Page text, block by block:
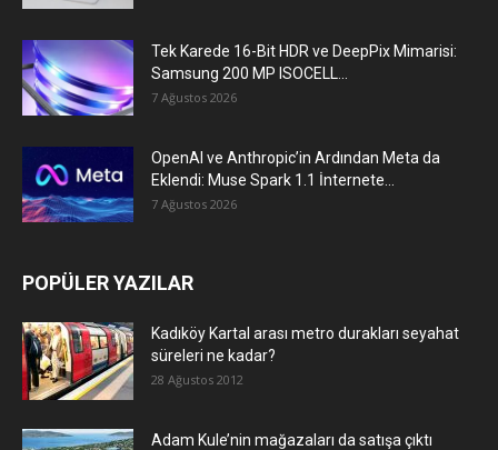
Tek Karede 16-Bit HDR ve DeepPix Mimarisi:
Samsung 200 MP ISOCELL...
7 Ağustos 2026
OpenAI ve Anthropic’in Ardından Meta da
Eklendi: Muse Spark 1.1 İnternete...
7 Ağustos 2026
POPÜLER YAZILAR
Kadıköy Kartal arası metro durakları seyahat
süreleri ne kadar?
28 Ağustos 2012
Adam Kule’nin mağazaları da satışa çıktı